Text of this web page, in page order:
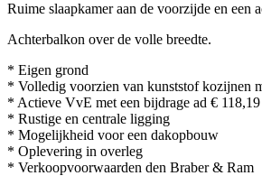
Ruime slaapkamer aan de voorzijde en een
Achterbalkon over de volle breedte.
* Eigen grond
* Volledig voorzien van kunststof kozijnen
* Actieve VvE met een bijdrage ad € 118,19
* Rustige en centrale ligging
* Mogelijkheid voor een dakopbouw
* Oplevering in overleg
* Verkoopvoorwaarden den Braber & Ram